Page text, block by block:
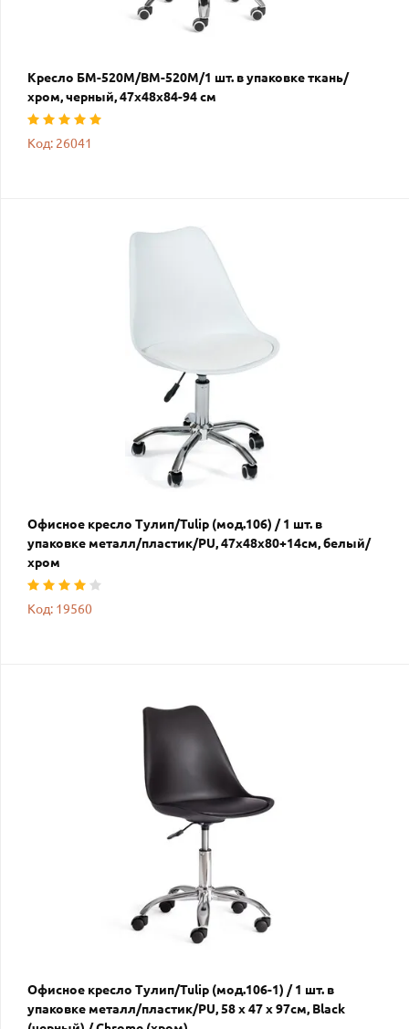
Кресло БМ-520М/BM-520M/1 шт. в упаковке ткань/
хром, черный, 47х48х84-94 см
Код: 26041
Офисное кресло Тулип/Tulip (мод.106) / 1 шт. в
упаковке металл/пластик/PU, 47x48x80+14см, белый/
хром
Код: 19560
Офисное кресло Тулип/Tulip (мод.106-1) / 1 шт. в
упаковке металл/пластик/PU, 58 x 47 x 97см, Black